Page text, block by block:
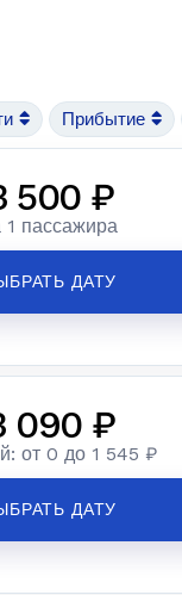
Прибытие
500 ₽
1 пассажира
ДАТУ
090 ₽
от 0 до 1 545 ₽
ДАТУ